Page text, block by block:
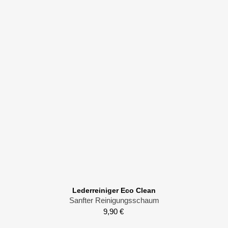
Lederreiniger Eco Clean
Sanfter Reinigungsschaum
9,90 €